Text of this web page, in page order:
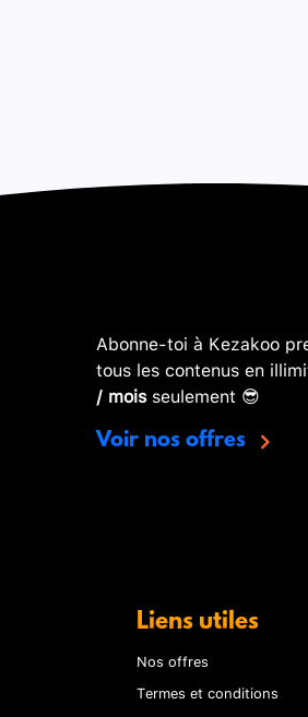
Abonne-toi à Kezakoo
tous les contenus en
/ moisseulement 😎
Voir nos offres
Liens utiles
Nos offres
Termes et conditions